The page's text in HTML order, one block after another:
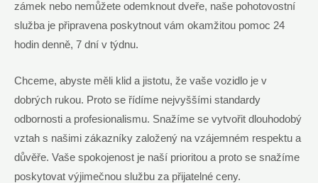
zámek nebo nemůžete odemknout dveře, naše pohotovostní
služba je připravena poskytnout vám okamžitou pomoc 24
hodin denně, 7 dní v týdnu.
Chceme, abyste měli klid a jistotu, že vaše vozidlo je v
dobrých rukou. Proto se řídíme nejvyššími standardy
odbornosti a profesionalismu. Snažíme se vytvořit dlouhodobý
vztah s našimi zákazníky založený na vzájemném respektu a
důvěře. Vaše spokojenost je naší prioritou a proto se snažíme
poskytovat výjimečnou službu za přijatelné ceny.